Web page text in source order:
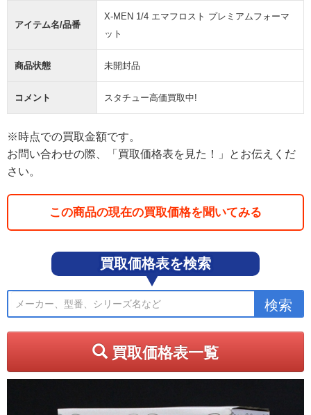
アイテム名/品番
X-MEN 1/4 エマフロスト プレミアムフォーマ
ット
商品状態 未開封品
コメント スタチュー高価買取中!
※時点での買取金額です。
お問い合わせの際、「買取価格表を見た！」とお伝えくだ
さい。
この商品の現在の買取価格を聞いてみる
買取価格表を検索
買取価格表一覧